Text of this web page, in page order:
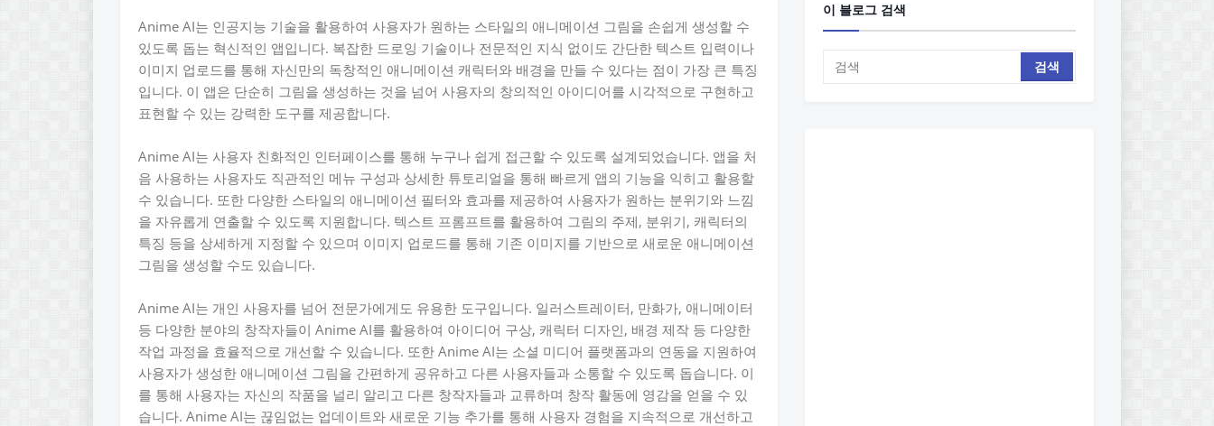
Anime AI는 인공지능 기술을 활용하여 사용자가 원하는 스타일의 애니메이션 그림을 손쉽게 생성할 수
있도록 돕는 혁신적인 앱입니다. 복잡한 드로잉 기술이나 전문적인 지식 없이도 간단한 텍스트 입력이나
이미지 업로드를 통해 자신만의 독창적인 애니메이션 캐릭터와 배경을 만들 수 있다는 점이 가장 큰 특징
입니다. 이 앱은 단순히 그림을 생성하는 것을 넘어 사용자의 창의적인 아이디어를 시각적으로 구현하고
표현할 수 있는 강력한 도구를 제공합니다.
Anime AI는 사용자 친화적인 인터페이스를 통해 누구나 쉽게 접근할 수 있도록 설계되었습니다. 앱을 처
음 사용하는 사용자도 직관적인 메뉴 구성과 상세한 튜토리얼을 통해 빠르게 앱의 기능을 익히고 활용할
수 있습니다. 또한 다양한 스타일의 애니메이션 필터와 효과를 제공하여 사용자가 원하는 분위기와 느낌
을 자유롭게 연출할 수 있도록 지원합니다. 텍스트 프롬프트를 활용하여 그림의 주제, 분위기, 캐릭터의
특징 등을 상세하게 지정할 수 있으며 이미지 업로드를 통해 기존 이미지를 기반으로 새로운 애니메이션
그림을 생성할 수도 있습니다.
Anime AI는 개인 사용자를 넘어 전문가에게도 유용한 도구입니다. 일러스트레이터, 만화가, 애니메이터
등 다양한 분야의 창작자들이 Anime AI를 활용하여 아이디어 구상, 캐릭터 디자인, 배경 제작 등 다양한
작업 과정을 효율적으로 개선할 수 있습니다. 또한 Anime AI는 소셜 미디어 플랫폼과의 연동을 지원하여
사용자가 생성한 애니메이션 그림을 간편하게 공유하고 다른 사용자들과 소통할 수 있도록 돕습니다. 이
를 통해 사용자는 자신의 작품을 널리 알리고 다른 창작자들과 교류하며 창작 활동에 영감을 얻을 수 있
습니다. Anime AI는 끊임없는 업데이트와 새로운 기능 추가를 통해 사용자 경험을 지속적으로 개선하고
이 블로그 검색